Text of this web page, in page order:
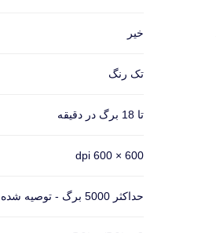
خیر
تک رنگ
تا 18 برگ در دقیقه
600 × 600 dpi
حداکثر 5000 برگ - توصیه شده 100 تا 1000 برگ